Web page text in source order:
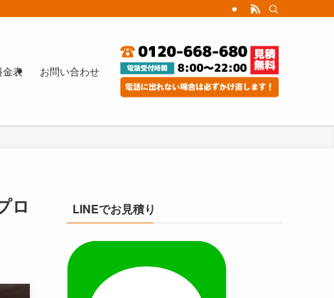
金表 お問い合わせ
ロ
LINEでお見積り